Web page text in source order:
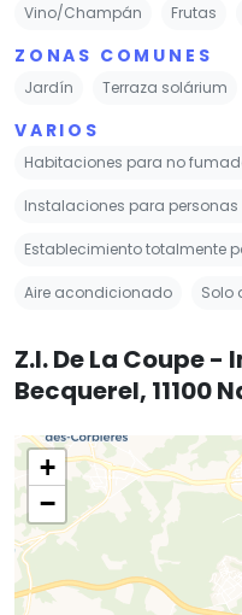
Vino/Champán Frutas
ZONAS COMUNES
Jardín Terraza solárium
VARIOS
Habitaciones para no
Instalaciones para
Establecimiento totalmente
Aire acondicionado Solo
Z.I. De La Coupe
Becquerel, 11100
+
−